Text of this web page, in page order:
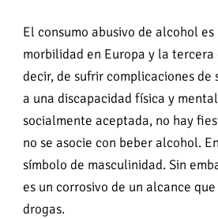
El consumo abusivo de alcohol
morbilidad en Europa y la tercera
decir, de sufrir complicaciones de
a una discapacidad física y
socialmente aceptada, no hay
no se asocie con beber alcohol.
símbolo de masculinidad. Sin
es un corrosivo de un alcance
drogas.